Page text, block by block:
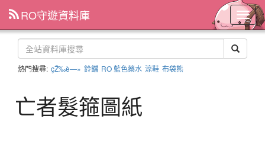
主
選
單
RO守遊資料庫
熱門搜尋: çŽ‰è—» 鈴鐺 RO 藍色藥水 涼鞋 布袋熊
亡者髮箍圖紙